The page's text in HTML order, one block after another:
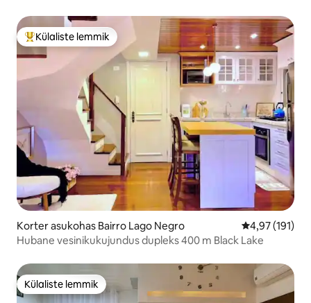
Külaliste suur lemmik
Külaliste lemmik
Korter asukohas Bairro Lago Negro Keskmine
4,97 (191)
Hubane vesinikukujundus dupleks 400 m Black Lake
Külaliste lemmik
Külaliste lemmik